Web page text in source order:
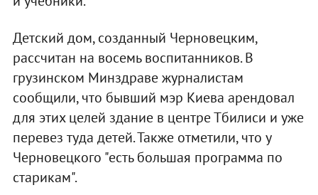
Детский дом, созданный Черновецким,
рассчитан на восемь воспитанников. В
грузинском Минздраве журналистам
сообщили, что бывший мэр Киева арендовал
для этих целей здание в центре Тбилиси и уже
перевез туда детей. Также отметили, что у
Черновецкого "есть большая программа по
старикам".